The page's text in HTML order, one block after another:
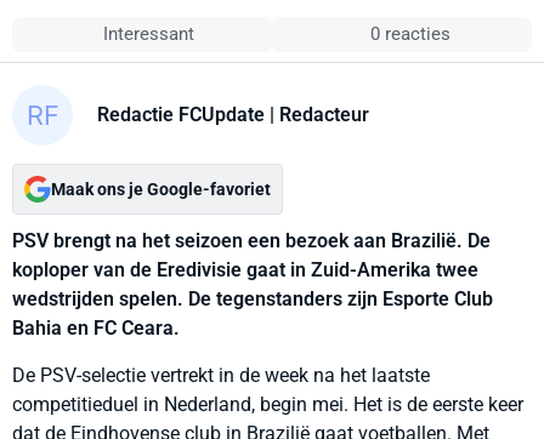
Interessant 0 reacties
Redactie FCUpdate | Redacteur
Maak ons je Google-favoriet
PSV brengt na het seizoen een bezoek aan Brazilië. De
koploper van de Eredivisie gaat in Zuid-Amerika twee
wedstrijden spelen. De tegenstanders zijn Esporte Club
Bahia en FC Ceara.
De PSV-selectie vertrekt in de week na het laatste
competitieduel in Nederland, begin mei. Het is de eerste keer
dat de Eindhovense club in Brazilië gaat voetballen. Met